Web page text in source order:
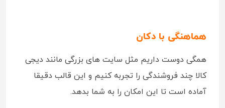
هماهنگی با دکان
همگی دوست داریم مثل سایت های بزرگی مانند دیجی
کالا چند فروشندگی را تجربه کنیم و این قالب دقیقا
آماده است تا این امکان را به شما بدهد.